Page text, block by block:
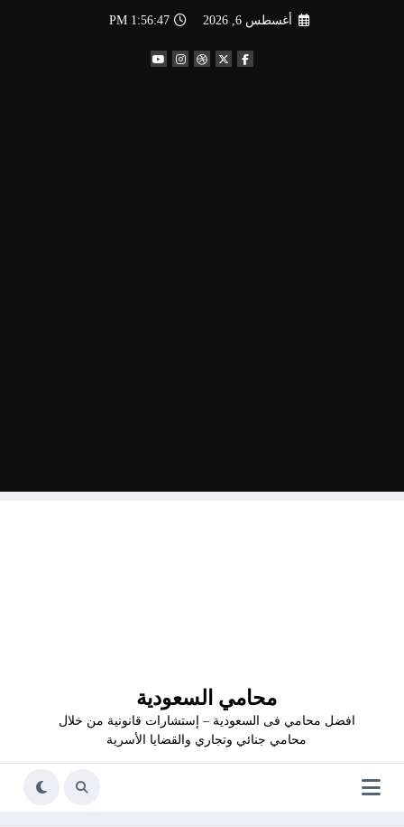
أغسطس 6, 2026 1:56:47 PM
محامي السعودية
افضل محامي فى السعودية – إستشارات قانونية من خلال
محامي جنائي وتجاري والقضايا الأسرية